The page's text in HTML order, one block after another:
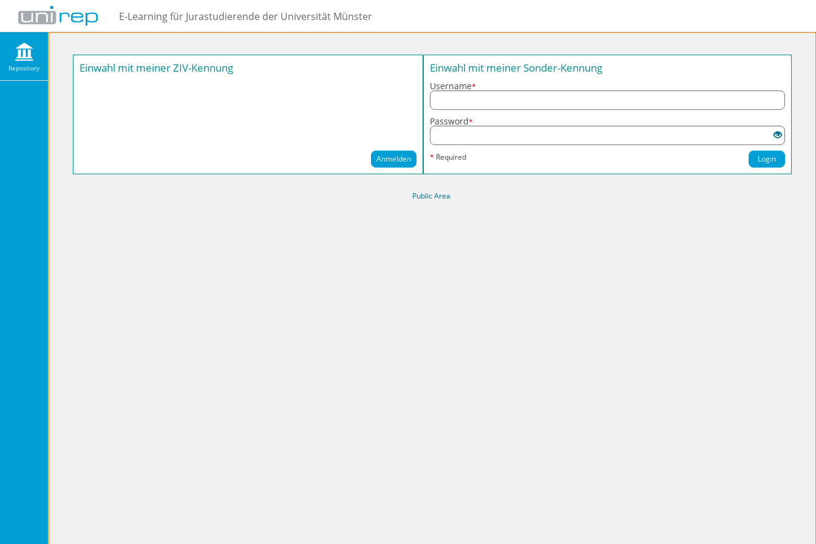
E-Learning für Jurastudierende der Universität Münster
Repository Einwahl mit meiner ZIV-Kennung
Anmelden
Einwahl mit meiner Sonder-Kennung
Username*
Password*
* Required Login
Public Area